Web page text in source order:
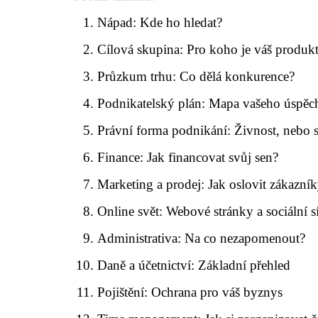
Nápad: Kde ho hledat?
Cílová skupina: Pro koho je váš
Průzkum trhu: Co dělá konkurence?
Podnikatelský plán: Mapa vašeho
Právní forma podnikání: Živnost, nebo
Finance: Jak financovat svůj sen?
Marketing a prodej: Jak oslovit
Online svět: Webové stránky a sociální
Administrativa: Na co nezapomenout?
Daně a účetnictví: Základní přehled
Pojištění: Ochrana pro váš byznys